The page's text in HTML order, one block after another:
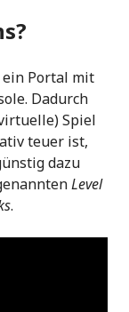
ein Portal mit
Dadurch
Spiel
teuer ist,
dazu
Level
.